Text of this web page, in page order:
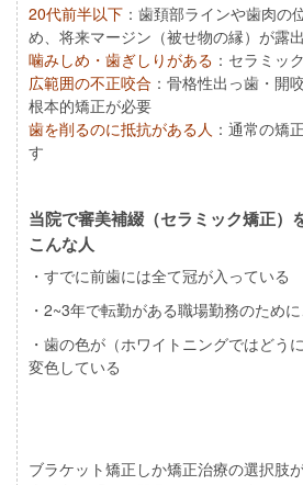
20代前半以下 ：歯頚部ラインや歯肉の
め、将来マージン（被せ物の縁）が露
噛みしめ・歯ぎしりがある ：セラミッ
広範囲の不正咬合 ：骨格性出っ歯・開
根本的矯正が必要
歯を削るのに抵抗がある人 ：通常の矯
す
当院で審美補綴（セラミック矯正）
こんな人
・すでに前歯には全て冠が入っている
・2~3年で転勤がある職場勤務のため
・歯の色が（ホワイトニングではどう
変色している
ブラケット矯正しか矯正治療の選択肢